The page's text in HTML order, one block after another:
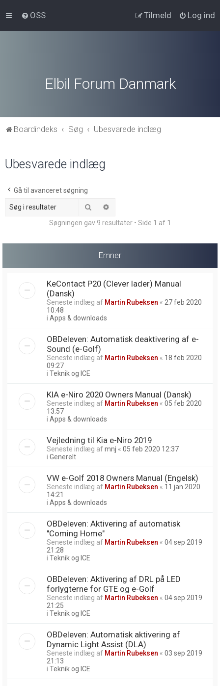
OSS Log ind
Tilmeld
Elbil Forum Danmark
Boardindeks Søg Ubesvarede indlæg
Ubesvarede indlæg
Gå til avanceret søgning
Søg
Søgningen gav 9 resultater • Side 1 af 1
Emner
KeContact P20 (Clever lader) Manual
(Dansk)
Seneste indlæg af Martin Rubeksen « 27 feb 2020
10:48
i Apps & downloads
OBDeleven: Automatisk deaktivering af e-
Sound (e-Golf)
Seneste indlæg af Martin Rubeksen « 18 feb 2020
09:27
i Teknik og ICE
KIA e-Niro 2020 Owners Manual (Dansk)
Seneste indlæg af Martin Rubeksen « 05 feb 2020
13:57
i Apps & downloads
Vejledning til Kia e-Niro 2019
Seneste indlæg afmnj « 05 feb 2020 12:37
i Generelt
VW e-Golf 2018 Owners Manual (Engelsk)
Seneste indlæg af Martin Rubeksen « 11 jan 2020
14:21
i Apps & downloads
OBDeleven: Aktivering af automatisk
"Coming Home"
Seneste indlæg af Martin Rubeksen « 04 sep 2019
21:28
i Teknik og ICE
OBDeleven: Aktivering af DRL på LED
forlygterne for GTE og e-Golf
Seneste indlæg af Martin Rubeksen « 04 sep 2019
21:25
i Teknik og ICE
OBDeleven: Automatisk aktivering af
Dynamic Light Assist (DLA)
Seneste indlæg af Martin Rubeksen « 03 sep 2019
21:13
i Teknik og ICE